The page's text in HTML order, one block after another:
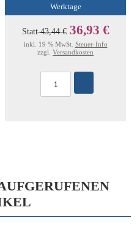
Werktage
Statt43,44 € 36,93 €
inkl. 19 % MwSt. Steuer-Info
zzgl. Versandkosten